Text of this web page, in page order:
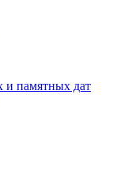
и памятных дат